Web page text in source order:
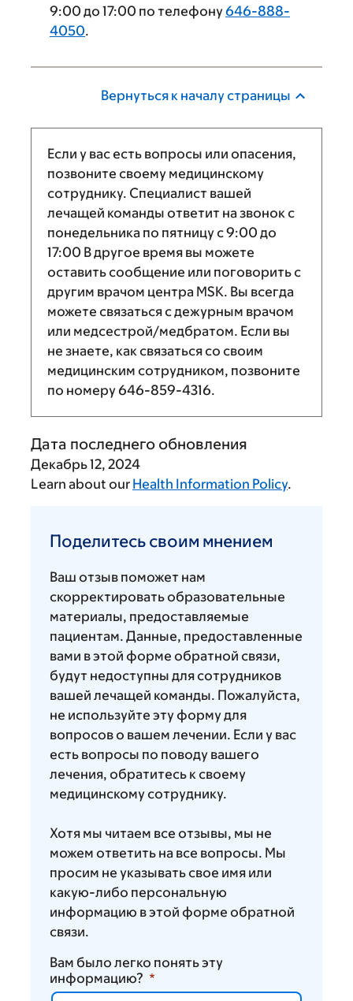
9:00 до 17:00 по телефону646-888-
4050.
Вернуться к началу страницы
Если у вас есть вопросы или опасения,
позвоните своему медицинскому
сотруднику. Специалист вашей
лечащей команды ответит на звонок с
понедельника по пятницу с9:00 до
17:00 В другое время вы можете
оставить сообщение или поговорить с
другим врачом центра MSK. Вы всегда
можете связаться с дежурным врачом
или медсестрой/медбратом. Если вы
не знаете, как связаться со своим
медицинским сотрудником, позвоните
по номеру646-859-4316.
Дата последнего обновления
Декабрь 12, 2024
Learn about our Health Information Policy.
своим
Поделитесь своим мнением
Ваш отзыв поможет нам
скорректировать образовательные
материалы, предоставляемые
пациентам. Данные, предоставленные
вами в этой форме обратной связи,
будут недоступны для сотрудников
вашей лечащей команды. Пожалуйста,
не используйте эту форму для
вопросов о вашем лечении. Если у вас
есть вопросы по поводу вашего
лечения, обратитесь к своему
медицинскому сотруднику.
Хотя мы читаем все отзывы, мы не
можем ответить на все вопросы. Мы
просим не указывать свое имя или
какую-либо персональную
информацию в этой форме обратной
связи.
Вам было легко понять эту
информацию?